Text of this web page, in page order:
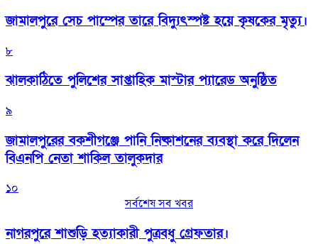
জামালপুরে সেচ পাম্পের তারে বিদ্যুৎস্পষ্ট হয়ে কৃষকের মৃত্যু।
৮
‎ঝালকাঠিতে পুলিশের সাপ্তাহিক মাস্টার প্যারেড অনুষ্ঠিত
৯
জামালপুরের বকশীগঞ্জে পানি নিষ্কাশনের ব্যবস্থা করে দিলেন
বিএনপি নেতা শাকিল তালুকদার
১০
সর্বশেষ সব খবর
নাগরপুরে শাশুড়ি হত্যাকারী পুত্রবধু গ্রেফতার।